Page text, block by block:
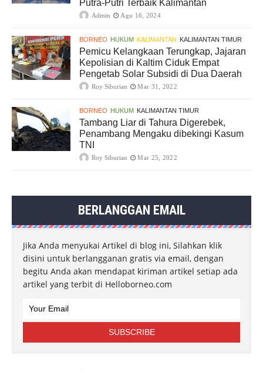
Putra-Putri Terbaik Kalimantan
Admin Agu 16, 2024
BORNEO HUKUM KALIMANTAN KALIMANTAN TIMUR
Pemicu Kelangkaan Terungkap, Jajaran
Kepolisian di Kaltim Ciduk Empat
Pengetab Solar Subsidi di Dua Daerah
Roy Siburian Mar 31, 2022
BORNEO HUKUM KALIMANTAN TIMUR
Tambang Liar di Tahura Digerebek,
Penambang Mengaku dibekingi Kasum
TNI
Roy Siburian Mar 25, 2022
BERLANGGAN EMAIL
Jika Anda menyukai Artikel di blog ini, Silahkan klik
disini untuk berlangganan gratis via email, dengan
begitu Anda akan mendapat kiriman artikel setiap ada
artikel yang terbit di Helloborneo.com